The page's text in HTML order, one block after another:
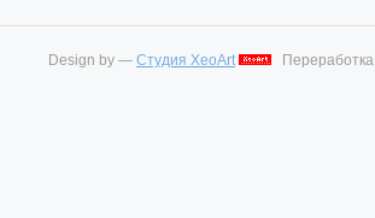
Design by — Студия XeoArt Переработка